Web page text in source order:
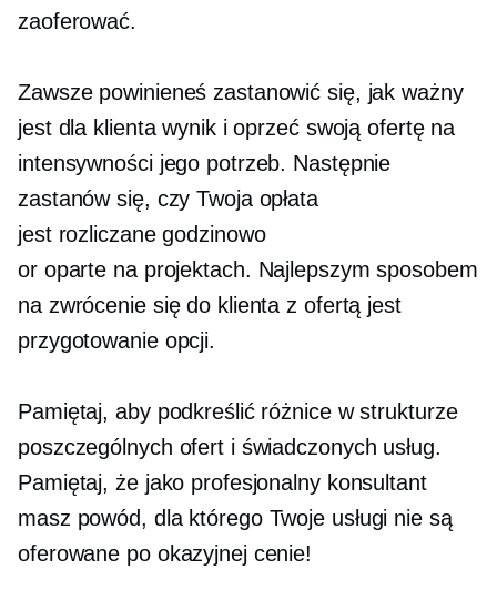
zaoferować.
Zawsze powinieneś zastanowić się, jak ważny
jest dla klienta wynik i oprzeć swoją ofertę na
intensywności jego potrzeb. Następnie
zastanów się, czy Twoja opłata
jest rozliczane godzinowo
or oparte na projektach. Najlepszym sposobem
na zwrócenie się do klienta z ofertą jest
przygotowanie opcji.
Pamiętaj, aby podkreślić różnice w strukturze
poszczególnych ofert i świadczonych usług.
Pamiętaj, że jako profesjonalny konsultant
masz powód, dla którego Twoje usługi nie są
oferowane po okazyjnej cenie!